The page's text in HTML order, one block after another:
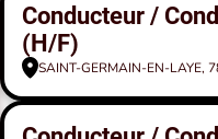
Conducteur /
(H/F)
SAINT-GERMAIN-EN-LAYE,